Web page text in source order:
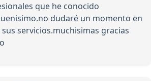
que he conocido
dudaré un momento en
servicios.muchisimas gracias